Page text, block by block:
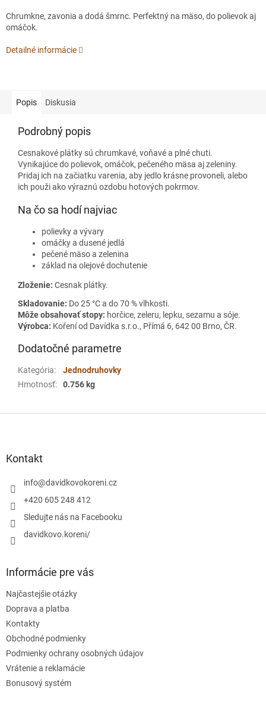
Chrumkne, zavonia a dodá šmrnc. Perfektný na mäso, do polievok aj
omáčok.
Detailné informácie
Popis Diskusia
Podrobný popis
Cesnakové plátky sú chrumkavé, voňavé a plné chuti.
Vynikajúce do polievok, omáčok, pečeného mäsa aj zeleniny.
Pridaj ich na začiatku varenia, aby jedlo krásne provoneli, alebo
ich použi ako výraznú ozdobu hotových pokrmov.
Na čo sa hodí najviac
polievky a vývary
omáčky a dusené jedlá
pečené mäso a zelenina
základ na olejové dochutenie
Zloženie: Cesnak plátky.
Skladovanie: Do 25 °C a do 70 % vlhkosti.
Môže obsahovať stopy: horčice, zeleru, lepku, sezamu a sóje.
Výrobca: Koření od Davídka s.r.o., Přímá 6, 642 00 Brno, ČR.
Dodatočné parametre
Kategória:
Jednodruhovky
Hmotnosť: 0.756 kg
Kontakt
info@davidkovokoreni.cz
+420 605 248 412
Sledujte nás na Facebooku
davidkovo.koreni/
Informácie pre vás
Najčastejšie otázky
Doprava a platba
Kontakty
Obchodné podmienky
Podmienky ochrany osobných údajov
Vrátenie a reklamácie
Bonusový systém